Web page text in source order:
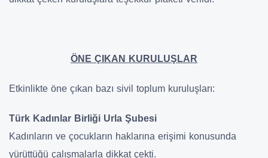
ÖNE ÇIKAN KURULUŞLAR
Etkinlikte öne çıkan bazı sivil toplum kuruluşları:
Türk Kadınlar Birliği Urla Şubesi
Kadınların ve çocukların haklarına erişimi konusunda
yürüttüğü çalışmalarla dikkat çekti.